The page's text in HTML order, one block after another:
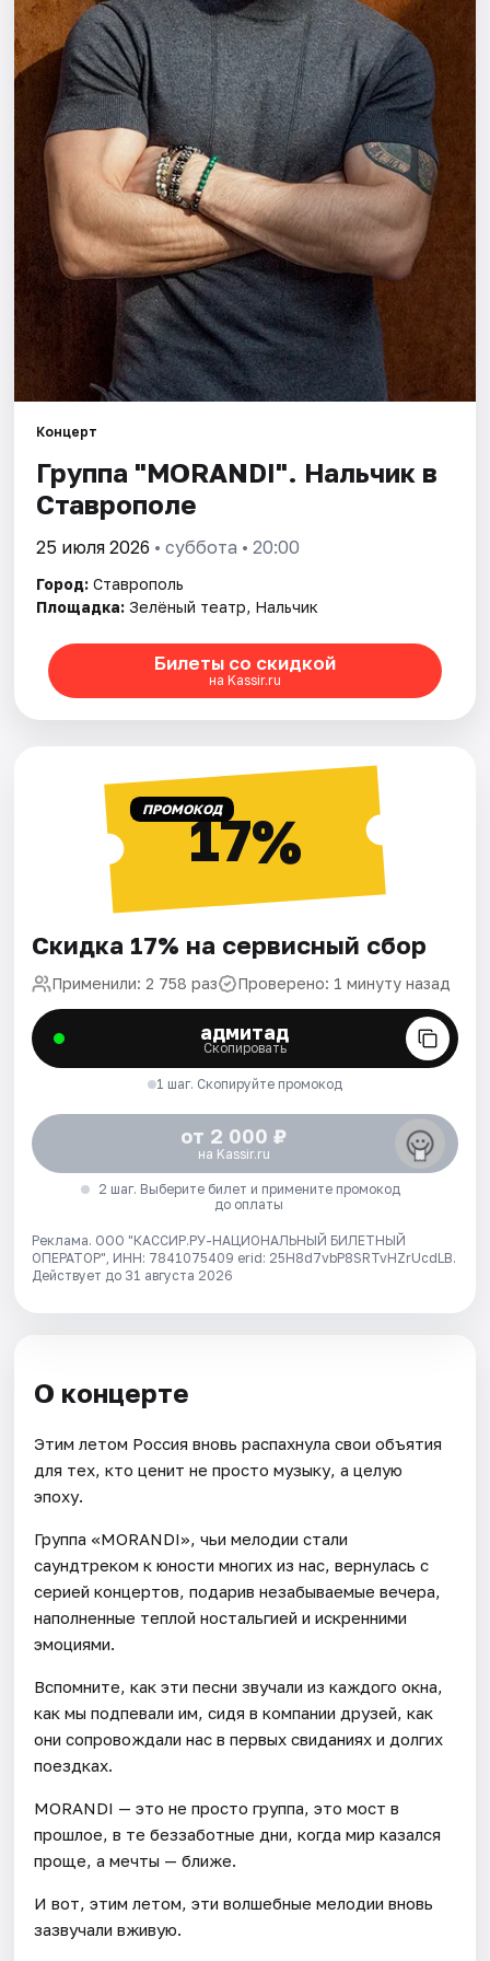
Площадки
Артисты
Рейтинги
Концерт
Группа "MORANDI". Нальчик в
Ставрополе
25 июля 2026 • суббота • 20:00
Город: Ставрополь
Площадка: Зелёный театр, Нальчик
Билеты со скидкой
на Kassir.ru
ПРОМОКОД17%
Скидка 17% на сервисный сбор
Применили: 2 758 раз Проверено: 1 минуту назад
адмитад
Скопировать
1 шаг. Скопируйте промокод
от 2 000 ₽
на Kassir.ru
2 шаг. Выберите билет и примените промокод
до оплаты
Реклама. ООО "КАССИР.РУ-НАЦИОНАЛЬНЫЙ БИЛЕТНЫЙ
ОПЕРАТОР", ИНН: 7841075409 erid: 25H8d7vbP8SRTvHZrUcdLB.
Действует до 31 августа 2026
О концерте
Этим летом Россия вновь распахнула свои объятия
для тех, кто ценит не просто музыку, а целую
эпоху.
Группа «MORANDI», чьи мелодии стали
саундтреком к юности многих из нас, вернулась с
серией концертов, подарив незабываемые вечера,
наполненные теплой ностальгией и искренними
эмоциями.
Вспомните, как эти песни звучали из каждого окна,
как мы подпевали им, сидя в компании друзей, как
они сопровождали нас в первых свиданиях и долгих
поездках.
MORANDI — это не просто группа, это мост в
прошлое, в те беззаботные дни, когда мир казался
проще, а мечты — ближе.
И вот, этим летом, эти волшебные мелодии вновь
зазвучали вживую.